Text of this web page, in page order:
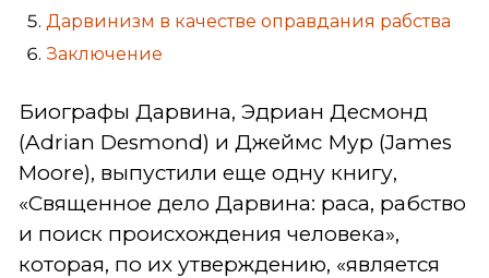
Дарвинизм в качестве оправдания рабства
Заключение
Биографы Дарвина, Эдриан Десмонд
(Adrian Desmond) и Джеймс Мур (James
Moore), выпустили еще одну книгу,
«Священное дело Дарвина: раса, рабство
и поиск происхождения человека»,
которая, по их утверждению, «является